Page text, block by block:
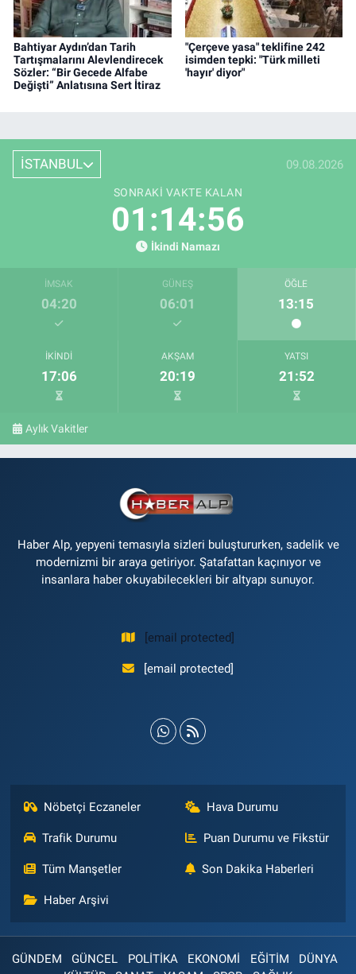
Bahtiyar Aydın’dan Tarih
Tartışmalarını Alevlendirecek
Sözler: “Bir Gecede Alfabe
Değişti” Anlatısına Sert İtiraz
"Çerçeve yasa" teklifine 242
isimden tepki: "Türk milleti
'hayır' diyor"
İSTANBUL 09.08.2026
SONRAKI VAKTE KALAN
01:14:55
İkindi Namazı
İMSAK
04:20
GÜNEŞ
06:01
ÖĞLE
13:15
İKINDI
17:06
AKŞAM
20:19
YATSI
21:52
Aylık Vakitler
Haber Alp, yepyeni temasıyla sizleri buluştururken, sadelik ve
modernizmi bir araya getiriyor. Şatafattan kaçınıyor ve
insanlara haber okuyabilecekleri bir altyapı sunuyor.
[email protected]
[email protected]
Nöbetçi Eczaneler Hava Durumu
Trafik Durumu Puan Durumu ve Fikstür
Tüm Manşetler Son Dakika Haberleri
Haber Arşivi
GÜNDEM GÜNCEL POLİTİKA EKONOMİ EĞİTİM
DÜNYA